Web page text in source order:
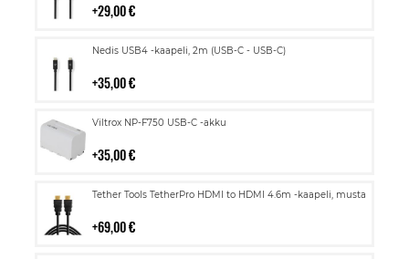
29,00 €
Nedis USB4 -kaapeli, 2m (USB-C - USB-C)
35,00 €
Lisää
Viltrox NP-F750 USB-C -akku
35,00 €
Lisää
Tether Tools TetherPro HDMI to HDMI 4.6m -kaapeli, musta
69,00 €
Lisää